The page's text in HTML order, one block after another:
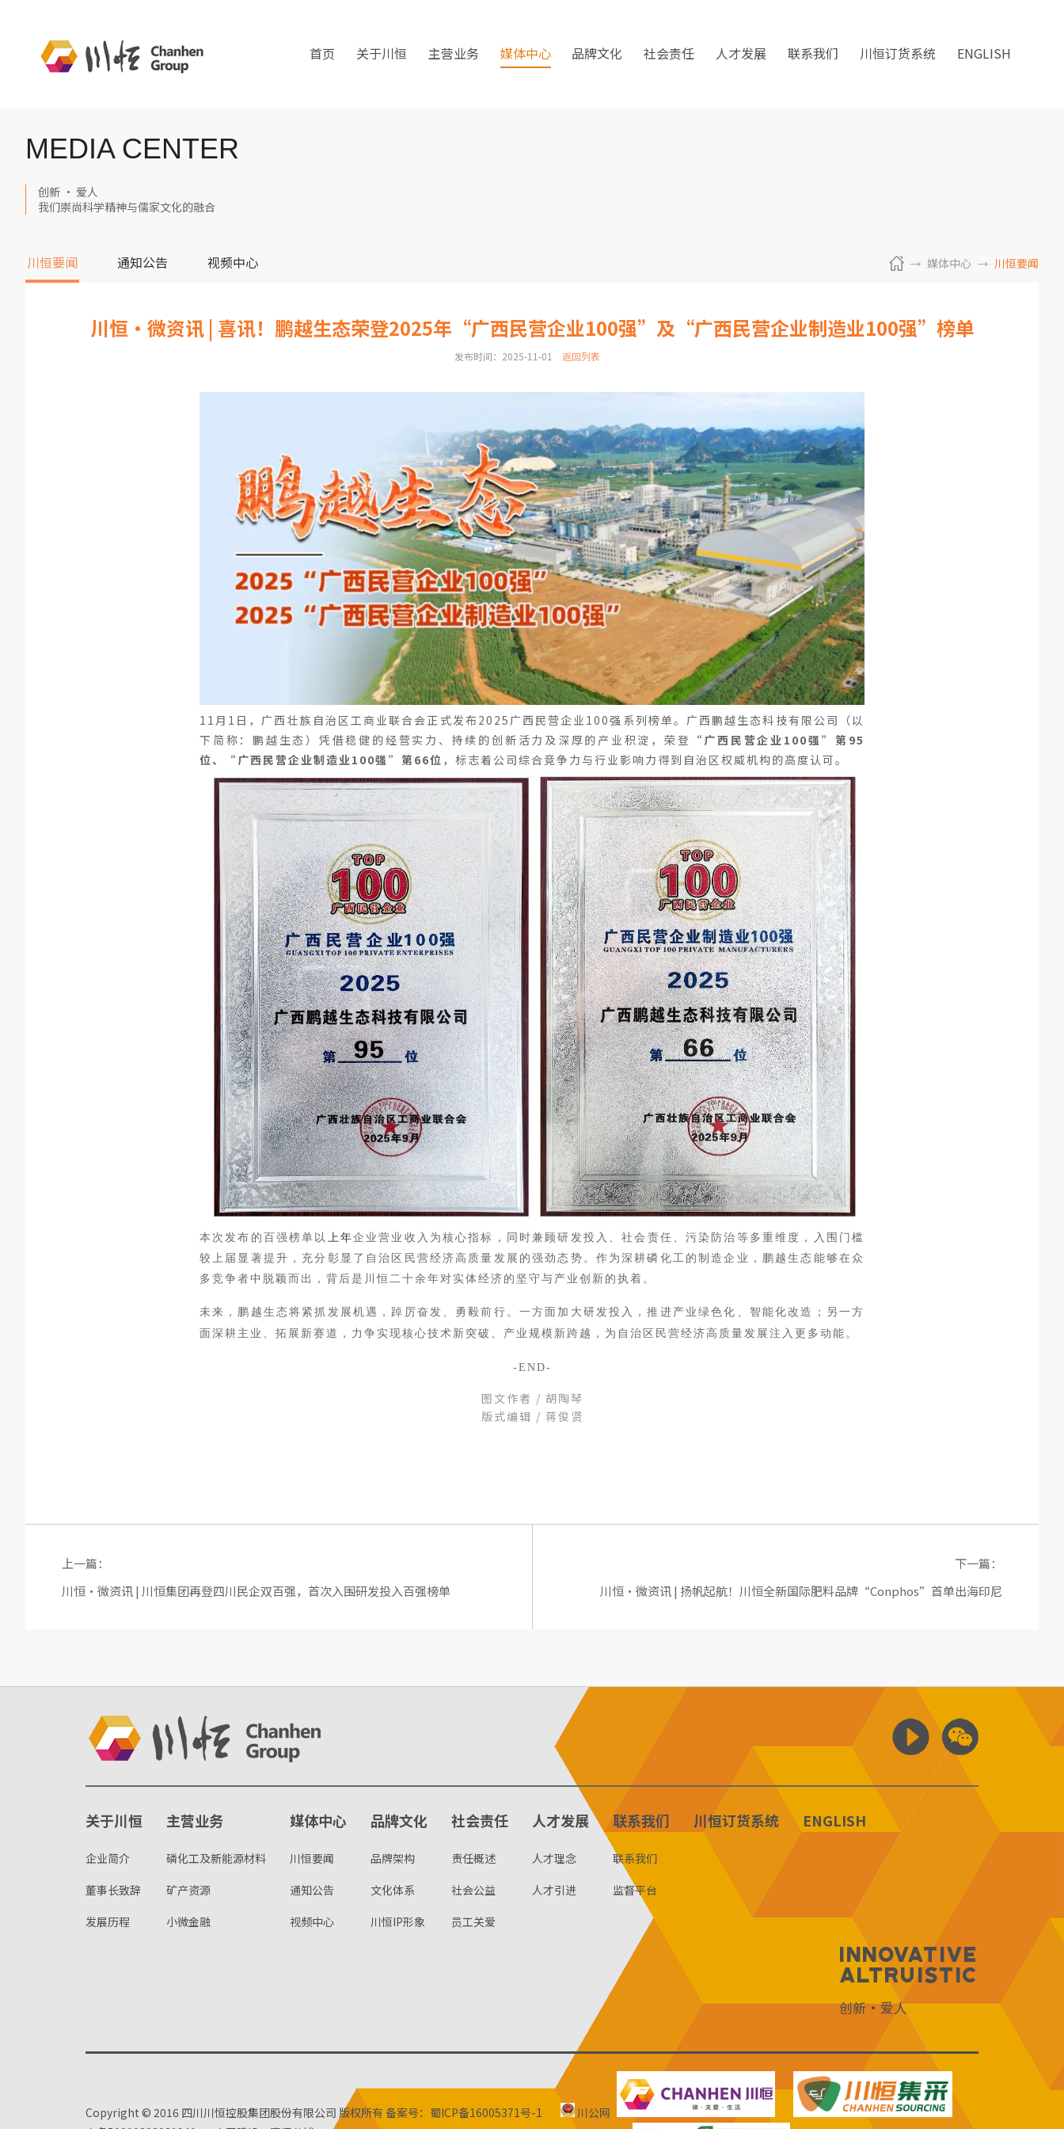
首页 关于川恒 主营业务 媒体中心 品牌文化 社会责任 人才发展 联系我们 川恒订货系统 ENGLISH
MEDIA CENTER
创新 · 爱人
我们崇尚科学精神与儒家文化的融合
川恒要闻 通知公告 视频中心 媒体中心 川恒要闻
川恒·微资讯 | 喜讯！鹏越生态荣登2025年“广西民营企业100强”及“广西民营企业制造业100强”榜单
发布时间：2025-11-01 返回列表
11月1日，广西壮族自治区工商业联合会正式发布2025广西民营企业100强系列榜单。广西鹏越生态科技有限公司（以
下简称：鹏越生态）凭借稳健的经营实力、持续的创新活力及深厚的产业积淀，荣登 “广西民营企业100强”第95
位、“广西民营企业制造业100强”第66位 ，标志着公司综合竞争力与行业影响力得到自治区权威机构的高度认可。
本次发布的百强榜单以 上年企业营业收入为核心指标，同时兼顾研发投入、社会责任、污染防治等多重维度，入围门槛
较上届显著提升，充分彰显了自治区民营经济高质量发展的强劲态势。作为深耕磷化工的制造企业，鹏越生态能够在众
多竞争者中脱颖而出，背后是川恒二十余年对实体经济的坚守与产业创新的执着。
未来，鹏越生态将紧抓发展机遇， 踔厉奋发、勇毅前行。一方面加大研发投入，推进产业绿色化、智能化改造；另一方
面深耕主业、拓展新赛道，力争实现核心技术新突破、产业规模新跨越，为自治区民营经济高质量发展注入更多动能。
-END-
图文作者 / 胡陶琴
版式编辑 / 蒋俊贤
上一篇：
川恒·微资讯 | 川恒集团再登四川民企双百强，首次入围研发投入百强榜单
下一篇：
川恒·微资讯 | 扬帆起航！川恒全新国际肥料品牌“Conphos”首单出海印尼
关于川恒
企业简介
董事长致辞
发展历程
主营业务
磷化工及新能源材料
矿产资源
小微金融
媒体中心
川恒要闻
通知公告
视频中心
品牌文化
品牌架构
文化体系
川恒IP形象
社会责任
责任概述
社会公益
员工关爱
人才发展
人才理念
人才引进
联系我们
联系我们
监督平台
川恒订货系统 ENGLISH
Innovative
Altruistic
创新·爱人
Copyright © 2016 四川川恒控股集团股份有限公司 版权所有 备案号：蜀ICP备16005371号-1
川公网